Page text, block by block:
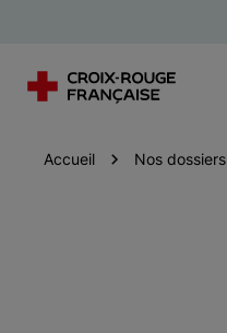
Accueil Nos dossiers